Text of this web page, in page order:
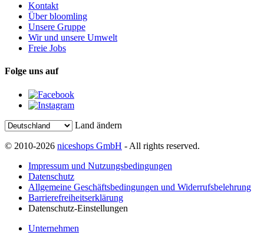
Kontakt
Über bloomling
Unsere Gruppe
Wir und unsere Umwelt
Freie Jobs
Folge uns auf
Land ändern
© 2010-2026 niceshops GmbH - All rights reserved.
Impressum und Nutzungsbedingungen
Datenschutz
Allgemeine Geschäftsbedingungen und Widerrufsbelehrung
Barrierefreiheitserklärung
Datenschutz-Einstellungen
Unternehmen